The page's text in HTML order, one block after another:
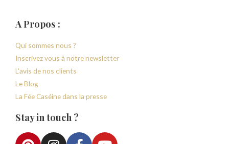
A Propos :
Qui sommes nous ?
Inscrivez vous à notre newsletter
L'avis de nos clients
Le Blog
La Fée Caséine dans la presse
Stay in touch ?